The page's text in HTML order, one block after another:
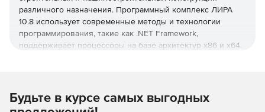
различного назначения. Программный комплекс ЛИРА
10.8 использует современные методы и технологии
программирования, такие как .NET Framework,
поддерживает процессоры на базе архитектур x86 и x64.
Основные нововведения в версии ЛИРА 10.12:
Будьте в курсе самых выгодных